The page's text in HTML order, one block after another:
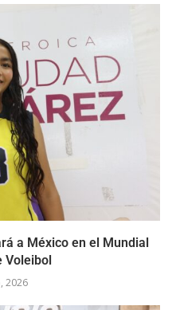
a México en el Mundial
Voleibol
2026